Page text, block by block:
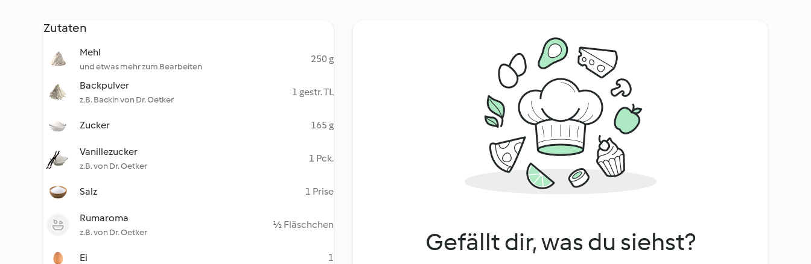
Zutaten
Mehl
und etwas mehr zum Bearbeiten
250 g
Backpulver
z.B. Backin von Dr. Oetker
1 gestr. TL
Zucker 165 g
Vanillezucker
z.B. von Dr. Oetker
1 Pck.
Salz 1 Prise
Rumaroma
z.B. von Dr. Oetker
½ Fläschchen
Ei 1
Gefällt dir, was du siehst?